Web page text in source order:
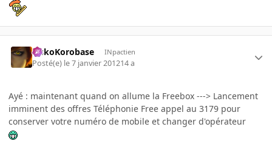
SiskoKorobase INpactien
Posté(e) le 7 janvier 201214 a
Ayé : maintenant quand on allume la Freebox ---> Lancement
imminent des offres Téléphonie Free appel au 3179 pour
conserver votre numéro de mobile et changer d'opérateur